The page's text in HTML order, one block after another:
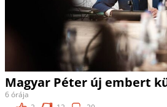
Magyar Péter új embert
6 órája